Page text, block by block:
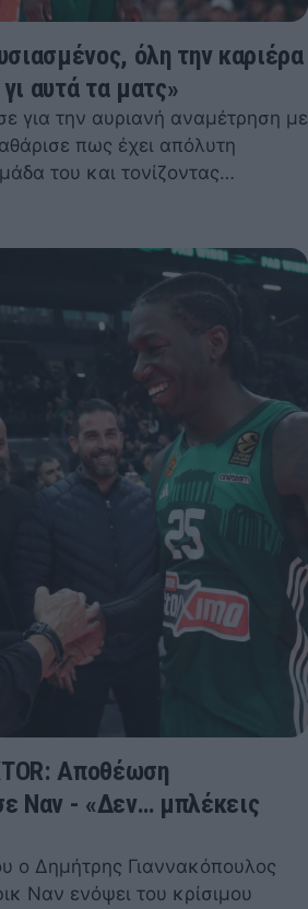
όλη την καριέρα
αυτά τα ματς»
για την αυριανή αναμέτρηση με
πως έχει απόλυτη
του και τονίζοντας…
Αποθέωση
Ναν - «Δεν… μπλέκεις
ο Δημήτρης Γιαννακόπουλος
Ναν ενόψει του κρίσιμου